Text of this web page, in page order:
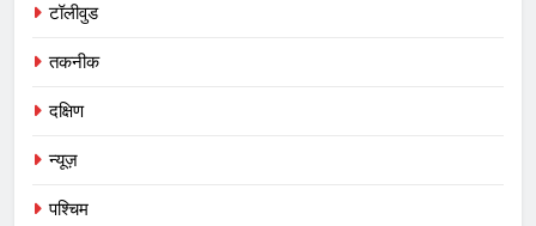
टॉलीवुड
तकनीक
दक्षिण
न्यूज़
पश्चिम